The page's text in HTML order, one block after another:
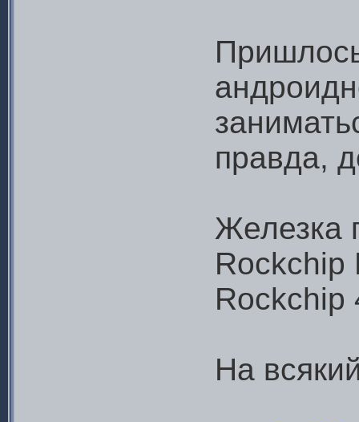
правда,
Железка
Rockchip
Rockchip
На